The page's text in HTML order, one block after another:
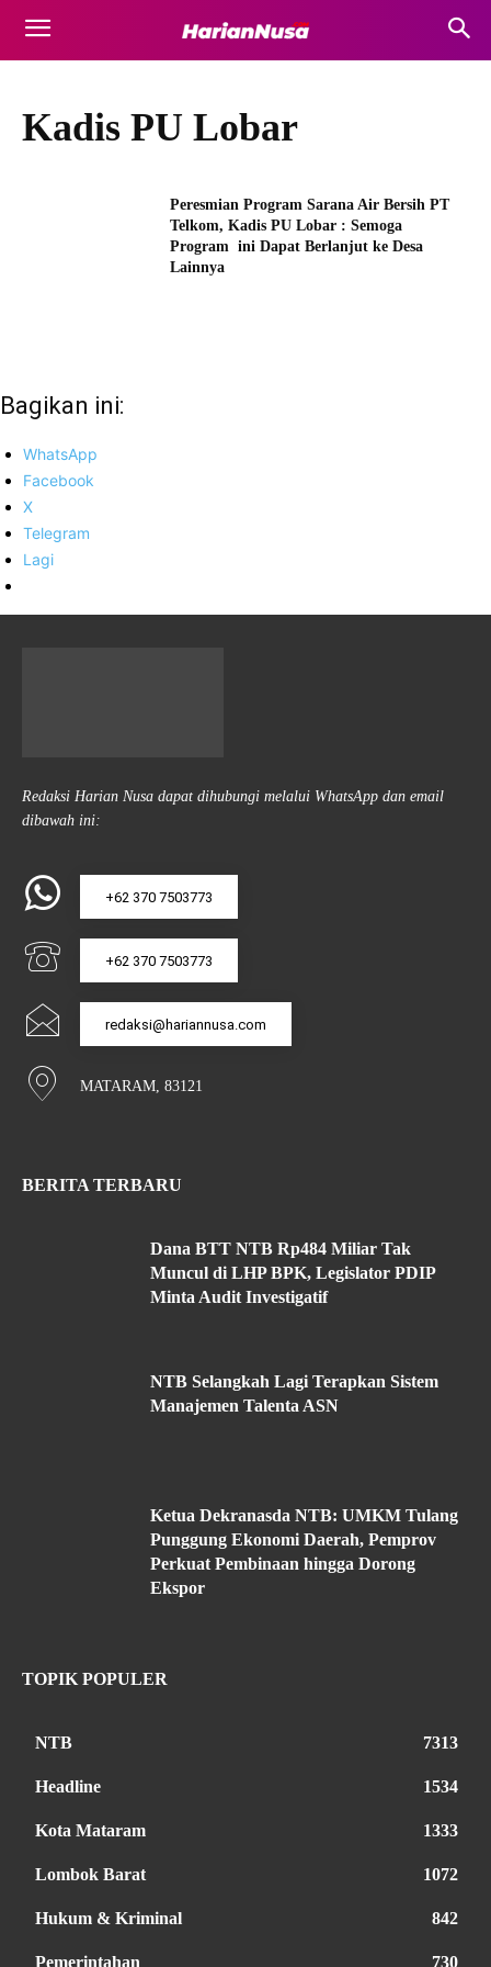
Kadis PU Lobar
Peresmian Program Sarana Air Bersih PT
Telkom, Kadis PU Lobar : Semoga
Program ini Dapat Berlanjut ke Desa
Lainnya
Bagikan ini:
WhatsApp
Facebook
X
Telegram
Lagi
Redaksi Harian Nusa dapat dihubungi melalui WhatsApp dan email
dibawah ini:
+62 370 7503773
+62 370 7503773
redaksi@hariannusa.com
MATARAM, 83121
BERITA TERBARU
Dana BTT NTB Rp484 Miliar Tak
Muncul di LHP BPK, Legislator PDIP
Minta Audit Investigatif
NTB Selangkah Lagi Terapkan Sistem
Manajemen Talenta ASN
Ketua Dekranasda NTB: UMKM Tulang
Punggung Ekonomi Daerah, Pemprov
Perkuat Pembinaan hingga Dorong
Ekspor
TOPIK POPULER
NTB 7313
Headline 1534
Kota Mataram 1333
Lombok Barat 1072
Hukum & Kriminal 842
Pemerintahan 730